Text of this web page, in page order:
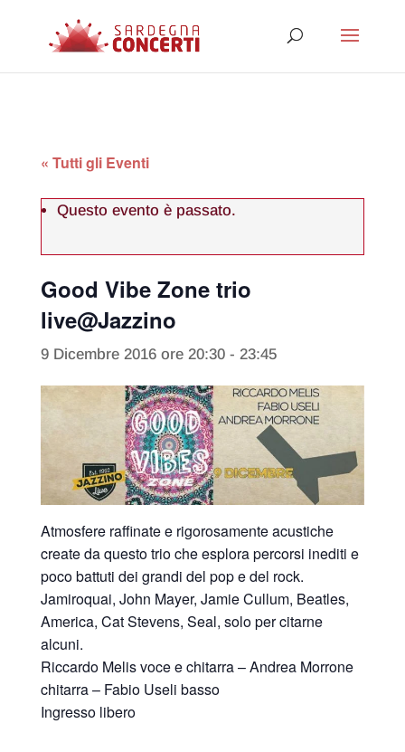
« Tutti gli Eventi
Questo evento è passato.
Good Vibe Zone trio
live@Jazzino
9 Dicembre 2016 ore 20:30- 23:45
Atmosfere raffinate e rigorosamente acustiche
create da questo trio che esplora percorsi inediti e
poco battuti dei grandi del pop e del rock.
Jamiroquai, John Mayer, Jamie Cullum, Beatles,
America, Cat Stevens, Seal, solo per citarne
alcuni.
Riccardo Melis voce e chitarra – Andrea Morrone
chitarra – Fabio Useli basso
Ingresso libero